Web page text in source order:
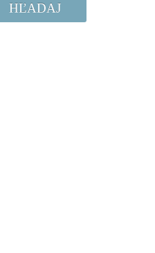
HĽADAJ